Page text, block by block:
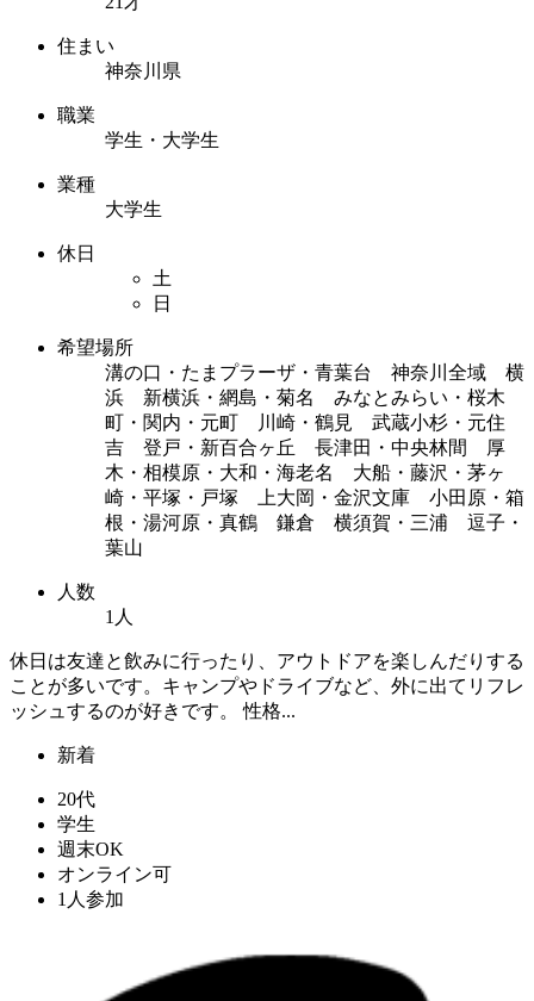
住まい
神奈川県
職業
学生・大学生
業種
大学生
休日
土
日
希望場所
溝の口・たまプラーザ・青葉台 神奈川全域 横
浜 新横浜・網島・菊名 みなとみらい・桜木
町・関内・元町 川崎・鶴見 武蔵小杉・元住
吉 登戸・新百合ヶ丘 長津田・中央林間 厚
木・相模原・大和・海老名 大船・藤沢・茅ヶ
崎・平塚・戸塚 上大岡・金沢文庫 小田原・箱
根・湯河原・真鶴 鎌倉 横須賀・三浦 逗子・
葉山
人数
1人
休日は友達と飲みに行ったり、アウトドアを楽しんだりする
ことが多いです。キャンプやドライブなど、外に出てリフレ
ッシュするのが好きです。 性格...
新着
20代
学生
週末OK
オンライン可
1人参加